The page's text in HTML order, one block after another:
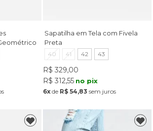
Sapatilha em Tela com Fivela
Preta
40 41 42 43
R$ 329,00
R$ 312,55 no pix
6x de R$ 54,83 sem juros